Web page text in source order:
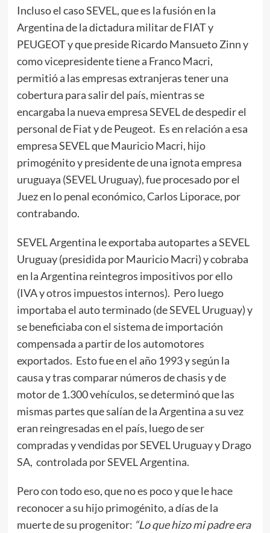
Incluso el caso SEVEL, que es la fusión en la
Argentina de la dictadura militar de FIAT y
PEUGEOT y que preside Ricardo Mansueto Zinn y
como vicepresidente tiene a Franco Macri,
permitió a las empresas extranjeras tener una
cobertura para salir del país, mientras se
encargaba la nueva empresa SEVEL de despedir el
personal de Fiat y de Peugeot. Es en relación a esa
empresa SEVEL que Mauricio Macri, hijo
primogénito y presidente de una ignota empresa
uruguaya (SEVEL Uruguay), fue procesado por el
Juez en lo penal económico, Carlos Liporace, por
contrabando.
SEVEL Argentina le exportaba autopartes a SEVEL
Uruguay (presidida por Mauricio Macri) y cobraba
en la Argentina reintegros impositivos por ello
(IVA y otros impuestos internos). Pero luego
importaba el auto terminado (de SEVEL Uruguay) y
se beneficiaba con el sistema de importación
compensada a partir de los automotores
exportados. Esto fue en el año 1993 y según la
causa y tras comparar números de chasis y de
motor de 1.300 vehículos, se determinó que las
mismas partes que salían de la Argentina a su vez
eran reingresadas en el país, luego de ser
compradas y vendidas por SEVEL Uruguay y Drago
SA, controlada por SEVEL Argentina.
Pero con todo eso, que no es poco y que le hace
reconocer a su hijo primogénito, a días de la
muerte de su progenitor: “Lo que hizo mi padre era